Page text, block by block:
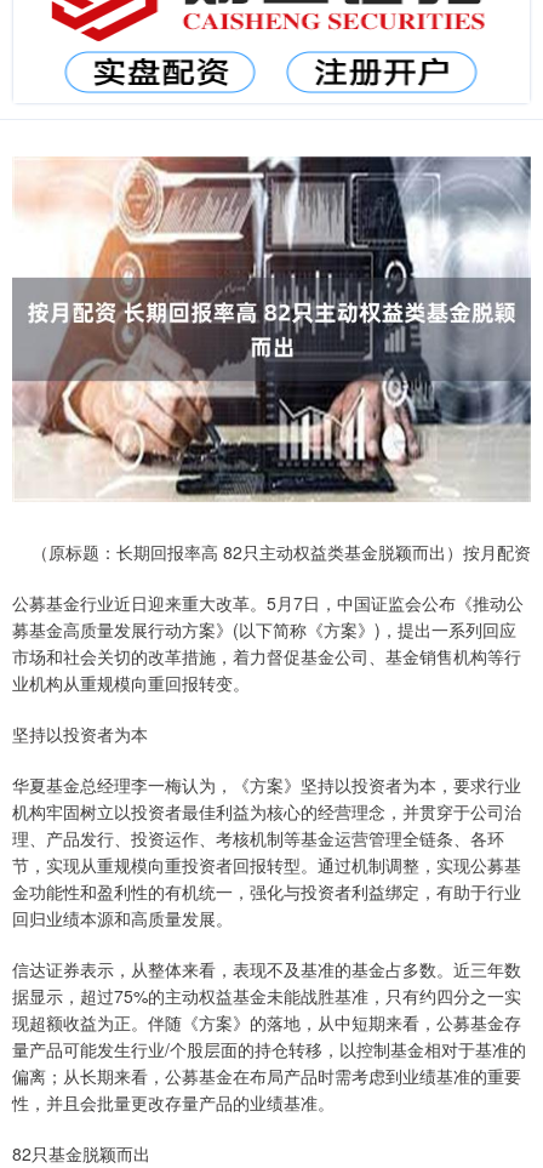
（原标题：长期回报率高 82只主动权益类基金脱颖而出）按月配资
公募基金行业近日迎来重大改革。5月7日，中国证监会公布《推动公
募基金高质量发展行动方案》(以下简称《方案》)，提出一系列回应
市场和社会关切的改革措施，着力督促基金公司、基金销售机构等行
业机构从重规模向重回报转变。
坚持以投资者为本
华夏基金总经理李一梅认为，《方案》坚持以投资者为本，要求行业
机构牢固树立以投资者最佳利益为核心的经营理念，并贯穿于公司治
理、产品发行、投资运作、考核机制等基金运营管理全链条、各环
节，实现从重规模向重投资者回报转型。通过机制调整，实现公募基
金功能性和盈利性的有机统一，强化与投资者利益绑定，有助于行业
回归业绩本源和高质量发展。
信达证券表示，从整体来看，表现不及基准的基金占多数。近三年数
据显示，超过75%的主动权益基金未能战胜基准，只有约四分之一实
现超额收益为正。伴随《方案》的落地，从中短期来看，公募基金存
量产品可能发生行业/个股层面的持仓转移，以控制基金相对于基准的
偏离；从长期来看，公募基金在布局产品时需考虑到业绩基准的重要
性，并且会批量更改存量产品的业绩基准。
82只基金脱颖而出